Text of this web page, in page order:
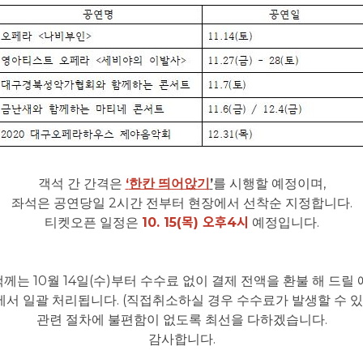
객석 간 간격은 ‘한칸 띄어앉기 ’를 시행할 예정이며 ,
좌석은 공연당일 2시간 전부터 현장에서 선착순 지정합니다.
티켓오픈 일정은 10. 15(목) 오후4시 예정입니다.
께는 10월 14일(수)부터 수수료 없이 결제 전액을 환불 해 드릴
서 일괄 처리됩니다. (직접취소하실 경우 수수료가 발생할 수
관련 절차에 불편함이 없도록 최선을 다하겠습니다.
감사합니다.